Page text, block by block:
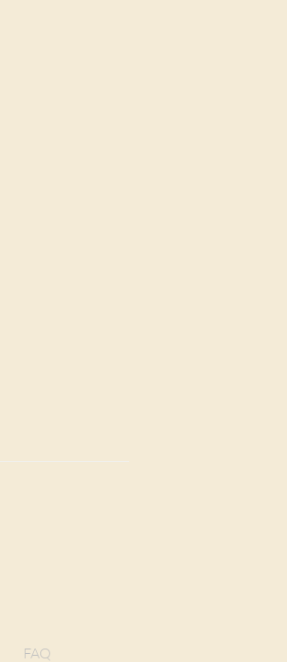
FAQ